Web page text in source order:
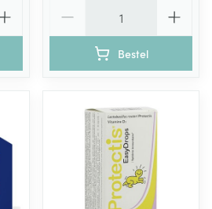
Bestel